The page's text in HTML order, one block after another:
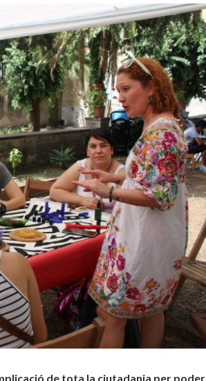
de tota la ciutadania per poder